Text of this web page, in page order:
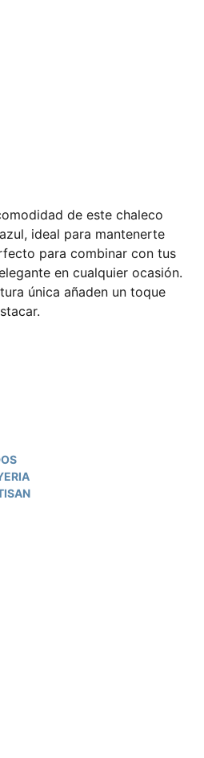
de este chaleco
ideal para mantenerte
para combinar con tus
en cualquier ocasión.
única añaden un toque